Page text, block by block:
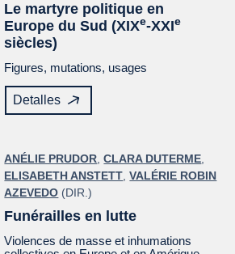
Le martyre politique en
Europe du Sud (XIXe-XXIe
siècles)
Figures, mutations, usages
Detalles
ANÉLIE PRUDOR ,CLARA DUTERME
ELISABETH ANSTETT ,VALÉRIE ROBIN
AZEVEDO (DIR.)
Funérailles en lutte
Violences de masse et inhumations